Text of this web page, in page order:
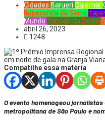
Cidades Barueri Cajamar
Itapecerica da Serra
Mundo Taboão da Serra
abril 26, 2023
1248
Compatilhe essa matéria
O evento homenageou
metropolitana de São Paulo e